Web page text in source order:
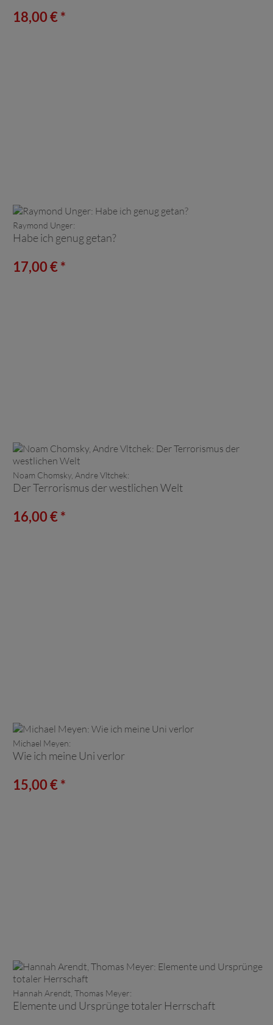
18,00 € *
Raymond Unger:
Habe ich genug getan?
17,00 € *
Noam Chomsky, Andre Vltchek:
Der Terrorismus der westlichen Welt
16,00 € *
Michael Meyen:
Wie ich meine Uni verlor
15,00 € *
Hannah Arendt, Thomas Meyer:
Elemente und Ursprünge totaler Herrschaft